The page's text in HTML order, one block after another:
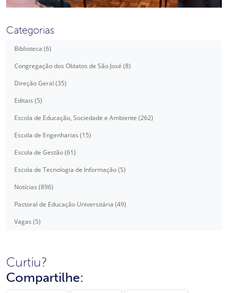
Categorias
Biblioteca (6)
Congregação dos Oblatos de São José (8)
Direção Geral (35)
Editais (5)
Escola de Educação, Sociedade e Ambiente (262)
Escola de Engenharias (15)
Escola de Gestão (61)
Escola de Tecnologia de Informação (5)
Notícias (896)
Pastoral de Educação Universitária (49)
Vagas (5)
Curtiu?
Compartilhe: